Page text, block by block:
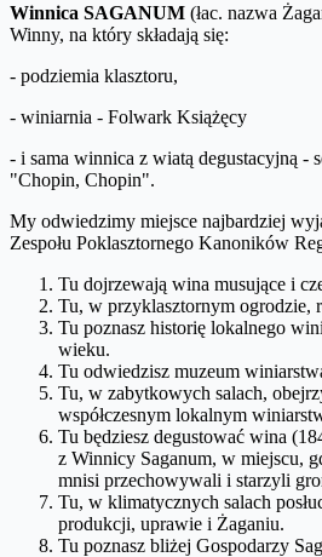
Winnica SAGANUM (łac. nazwa
Winny, na który składają się:
- podziemia klasztoru,
- winiarnia - Folwark Książęcy
- i sama winnica z wiatą degustacyjną -
"Chopin, Chopin".
My odwiedzimy miejsce najbardziej
Zespołu Poklasztornego Kanoników
Tu dojrzewają wina musujące i
Tu, w przyklasztornym ogrodzie,
Tu poznasz historię lokalnego
wieku.
Tu odwiedzisz muzeum
Tu, w zabytkowych salach,
współczesnym lokalnym
Tu będziesz degustować wina
z Winnicy Saganum, w miejscu,
mnisi przechowywali i starzyli
Tu, w klimatycznych salach
produkcji, uprawie i Żaganiu.
Tu poznasz bliżej Gospodarzy